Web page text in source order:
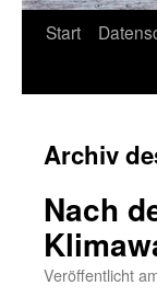
Start
Archiv
Nach
Veröffentlicht